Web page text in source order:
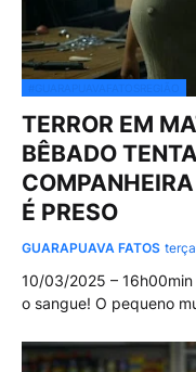
TERROR EM
BÊBADO
É PRESO
GUARAPUAVA FATOS
10/03/2025 – 16h00min
o sangue! O pequeno